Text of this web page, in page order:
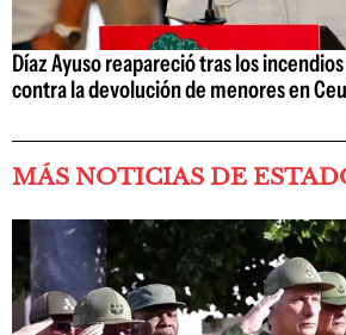
Díaz Ayuso reapareció tras los
contra la devolución de menores en
MÁS NOTICIAS DE